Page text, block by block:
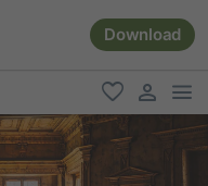
Download
favorit
user link